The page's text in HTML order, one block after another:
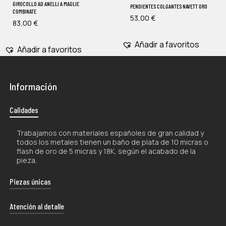
GIROCOLLO AD ANELLI A MAGLIE
COMBINATE
83,00 €
Añadir a favoritos
PENDIENTES COLGANTES NAVETT ORO
53,00 €
Añadir a favoritos
Información
Calidades
Trabajamos con materiales españoles de gran calidad y
todos los metales tienen un baño de plata de 10 micras o
flash de oro de 5 micras y 18K, según el acabado de la
pieza.
Piezas únicas
La naturaleza artesanal de nuestros productos los hace
únicos por lo que, tanto su forma como su color, pueden
Atención al detalle